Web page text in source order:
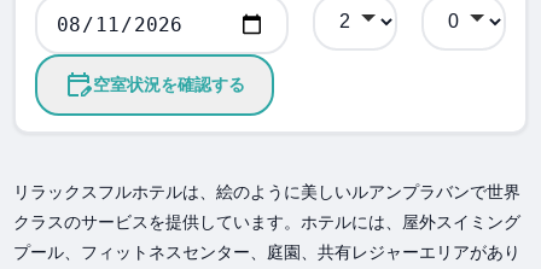
空室状況を確認する
リラックスフルホテルは、絵のように美しいルアンプラバンで世界
クラスのサービスを提供しています。ホテルには、屋外スイミング
プール、フィットネスセンター、庭園、共有レジャーエリアがあり